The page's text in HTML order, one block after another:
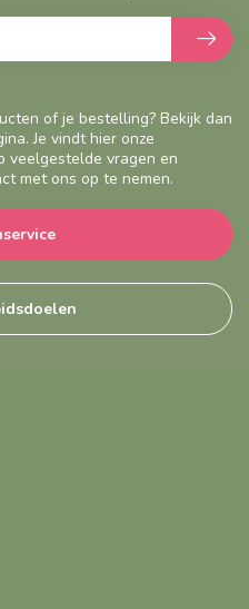
of je bestelling? Bekijk dan
Je vindt hier onze
veelgestelde vragen en
met ons op te nemen.